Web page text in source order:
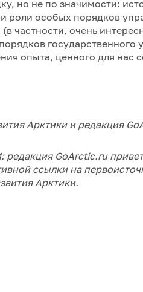
но не по значимости:
роли особых порядков
частности, очень
опыта, ценного для нас
Арктики и редакция
GoArctic.ru
ссылки на
Арктики.